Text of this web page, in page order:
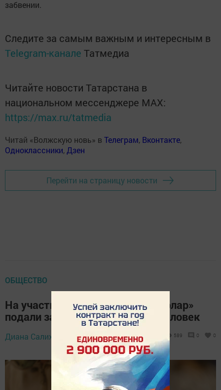
забвении.
Следите за самым важным и интересным в
Telegram-канале Татмедиа
Читайте новости Татарстана в
национальном мессенджере MАХ:
https://max.ru/tatmedia
Читай «Волжскую новь» в Телеграм, Вконтакте,
Одноклассники, Дзен
Перейти на страницу новости
ОБЩЕСТВО
На участие в программе «Батырлар»
подали заявки уже почти 500 человек
Диана Салихзанова, 09:33
589 0 0